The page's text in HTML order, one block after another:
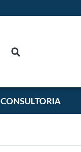
CONSULTORIA